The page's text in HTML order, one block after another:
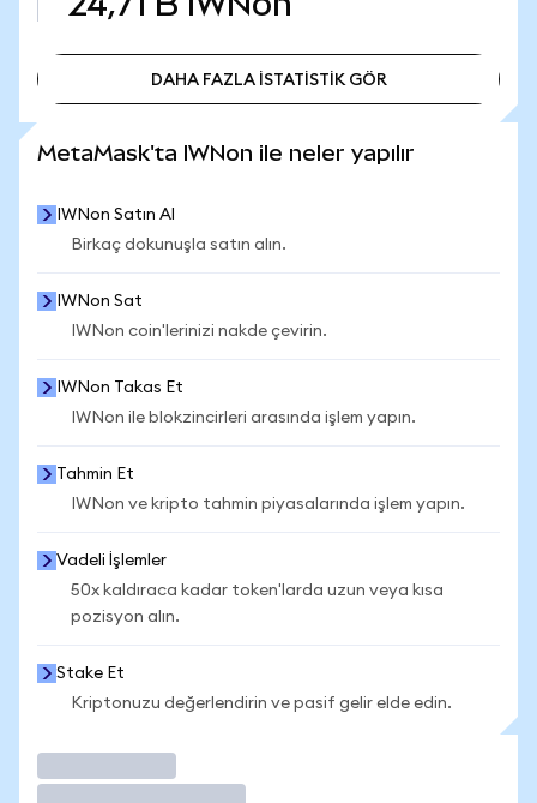
DAHA FAZLA İSTATİSTİK GÖR
MetaMask'ta IWNon ile neler yapılır
IWNon Satın Al
Birkaç dokunuşla satın alın.
IWNon Sat
IWNon coin'lerinizi nakde çevirin.
IWNon Takas Et
IWNon ile blokzincirleri arasında işlem yapın.
Tahmin Et
IWNon ve kripto tahmin piyasalarında işlem yapın.
Vadeli İşlemler
50x kaldıraca kadar token'larda uzun veya kısa
pozisyon alın.
Stake Et
Kriptonuzu değerlendirin ve pasif gelir elde edin.